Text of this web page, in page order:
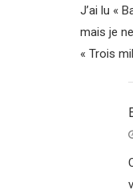
J’ai lu «
mais je
« Trois